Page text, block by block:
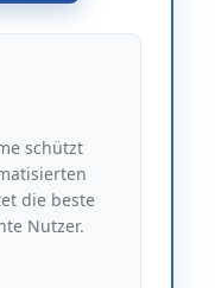
schützt
die beste
Nutzer.